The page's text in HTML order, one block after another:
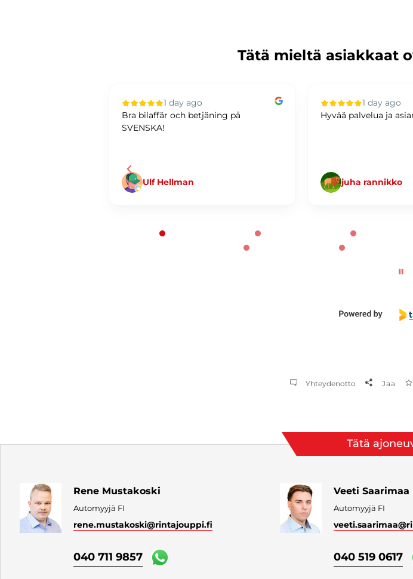
Tätä mieltä asiakkaat
1 day ago
Bra bilaffär och betjäning på
SVENSKA!
Ulf Hellman
1 day ago
Hyvää palvelua ja
juha rannikko
Yhteydenotto Jaa
Tätä
Rene Mustakoski
Automyyjä FI
rene.mustakoski@rintajouppi.fi
040 711 9857
Veeti Saarimaa
Automyyjä FI
veeti.saarimaa
040 519 0617